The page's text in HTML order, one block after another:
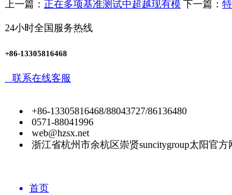
上一篇： 正在多项基准测试中超越现有模 下一篇：
24小时全国服务热线
+86-13305816468
联系在线客服
+86-13305816468/88043727/86136480
0571-88041996
web@hzsx.net
浙江省杭州市余杭区崇贤suncitygroup太阳官方
首页